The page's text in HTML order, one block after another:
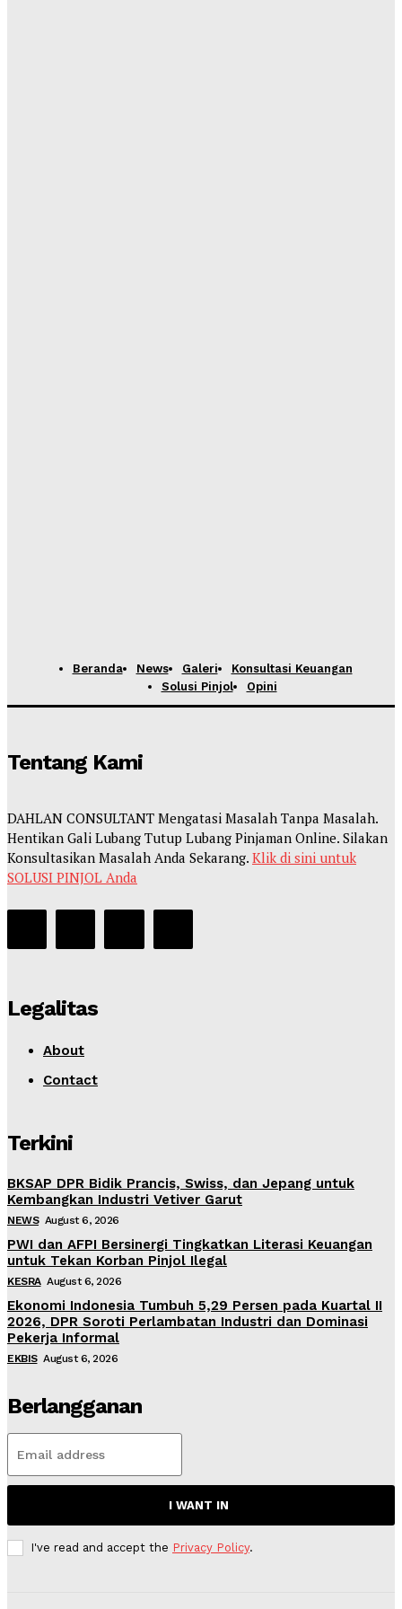
Beranda News Galeri
Konsultasi Keuangan
Solusi Pinjol
Opini
Tentang Kami
DAHLAN CONSULTANT Mengatasi Masalah Tanpa Masalah.
Hentikan Gali Lubang Tutup Lubang Pinjaman Online. Silakan
Konsultasikan Masalah Anda Sekarang. Klik di sini untuk
SOLUSI PINJOL Anda
Legalitas
About
Contact
Terkini
BKSAP DPR Bidik Prancis, Swiss, dan Jepang untuk
Kembangkan Industri Vetiver Garut
NEWS August 6, 2026
PWI dan AFPI Bersinergi Tingkatkan Literasi Keuangan
untuk Tekan Korban Pinjol Ilegal
KESRA August 6, 2026
Ekonomi Indonesia Tumbuh 5,29 Persen pada Kuartal II
2026, DPR Soroti Perlambatan Industri dan Dominasi
Pekerja Informal
EKBIS August 6, 2026
Berlangganan
I WANT IN
I've read and accept the Privacy Policy.